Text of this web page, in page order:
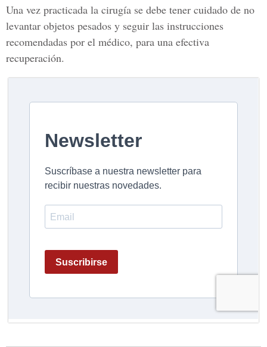
Una vez practicada la cirugía se debe tener cuidado de no
levantar objetos pesados y seguir las instrucciones
recomendadas por el médico, para una efectiva
recuperación.